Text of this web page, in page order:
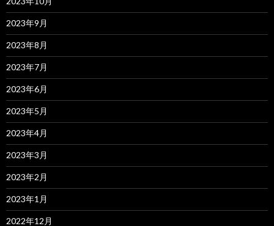
2023年9月
2023年8月
2023年7月
2023年6月
2023年5月
2023年4月
2023年3月
2023年2月
2023年1月
2022年12月